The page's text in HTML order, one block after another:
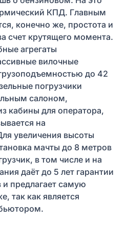
КПД. Главным
конечно же, простота и
счет крутящего момента.
агрегаты
вилочные
до 42
погрузчики
салоном,
кабины для оператора,
на
увеличения высоты
мачты до 8 метров
в том числе и на
даёт до 5 лет гарантии
предлагает самую
так как является